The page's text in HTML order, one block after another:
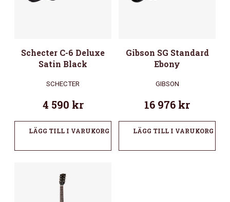
Schecter C-6 Deluxe
Satin Black
SCHECTER
4 590 kr
LÄGG TILL I VARUKORG
Gibson SG Standard
Ebony
GIBSON
16 976 kr
LÄGG TILL I VARUKORG